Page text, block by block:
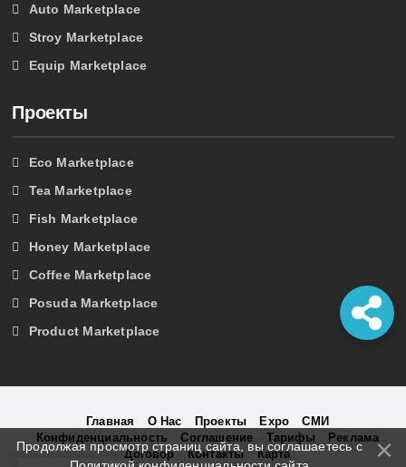
Auto Marketplace
Stroy Marketplace
Equip Marketplace
Проекты
Eco Marketplace
Tea Marketplace
Fish Marketplace
Honey Marketplace
Coffee Marketplace
Posuda Marketplace
Product Marketplace
Главная О Нас Проекты Expo
СМИ
Конфиденциальность
Соглашение Тарифы
Реклама
Договор
Контакты Карта
Продолжая просмотр страниц сайта, вы соглашаетесь с